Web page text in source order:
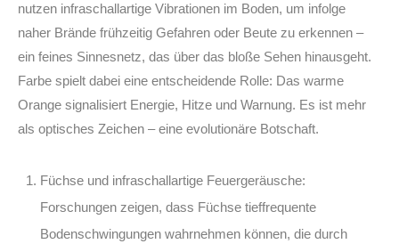
nutzen infraschallartige Vibrationen im Boden, um infolge
naher Brände frühzeitig Gefahren oder Beute zu erkennen –
ein feines Sinnesnetz, das über das bloße Sehen hinausgeht.
Farbe spielt dabei eine entscheidende Rolle: Das warme
Orange signalisiert Energie, Hitze und Warnung. Es ist mehr
als optisches Zeichen – eine evolutionäre Botschaft.
Füchse und infraschallartige Feuergeräusche:
Forschungen zeigen, dass Füchse tieffrequente
Bodenschwingungen wahrnehmen können, die durch